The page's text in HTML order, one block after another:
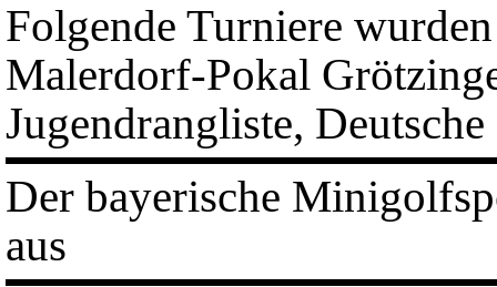
Folgende Turniere
Malerdorf-Pokal
Jugendrangliste,
Der bayerische
aus